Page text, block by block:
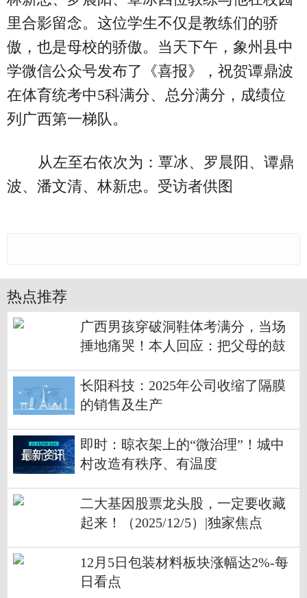
里合影留念。这位学生不仅是教练们的骄
傲，也是母校的骄傲。当天下午，象州县中
学微信公众号发布了《喜报》，祝贺谭鼎波
在体育统考中5科满分、总分满分，成绩位
列广西第一梯队。
从左至右依次为：覃冰、罗晨阳、谭鼎
波、潘文清、林新忠。受访者供图
热点推荐
广西男孩穿破洞鞋体考满分，当场
捶地痛哭！本人回应：把父母的鼓
长阳科技：2025年公司收缩了隔膜
的销售及生产
即时：晾衣架上的“微治理”！城中
村改造有秩序、有温度
二大基因股票龙头股，一定要收藏
起来！（2025/12/5）|独家焦点
12月5日包装材料板块涨幅达2%-每
日看点